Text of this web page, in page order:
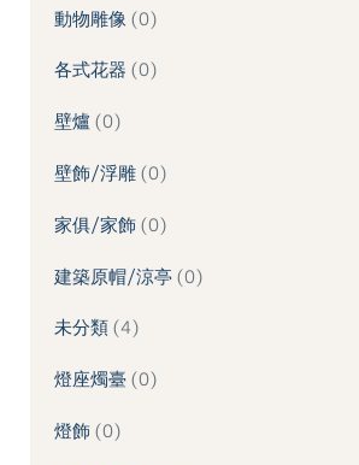
動物雕像 0
各式花器 0
壁爐 0
壁飾/浮雕 0
家俱/家飾 0
建築原帽/涼亭 0
未分類 4
燈座燭臺 0
燈飾 0